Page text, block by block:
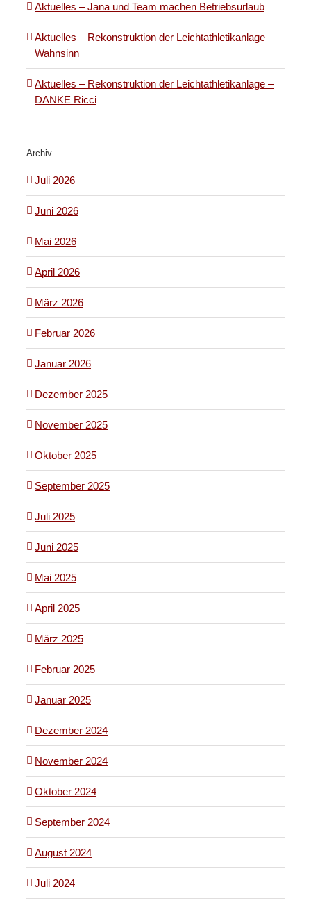
Aktuelles – Jana und Team machen Betriebsurlaub
Aktuelles – Rekonstruktion der Leichtathletikanlage –
Wahnsinn
Aktuelles – Rekonstruktion der Leichtathletikanlage –
DANKE Ricci
Archiv
Juli 2026
Juni 2026
Mai 2026
April 2026
März 2026
Februar 2026
Januar 2026
Dezember 2025
November 2025
Oktober 2025
September 2025
Juli 2025
Juni 2025
Mai 2025
April 2025
März 2025
Februar 2025
Januar 2025
Dezember 2024
November 2024
Oktober 2024
September 2024
August 2024
Juli 2024